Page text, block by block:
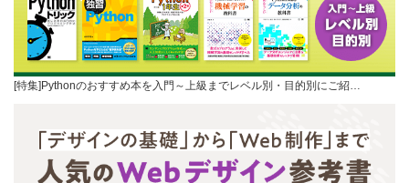
[特集]Pythonのおすすめ本を入門～上級までレベル別・目的別にご紹…